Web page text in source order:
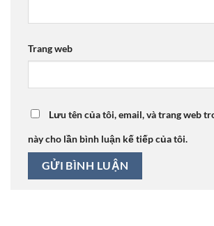
Trang web
Lưu tên của tôi, email, và trang web
này cho lần bình luận kế tiếp của tôi.